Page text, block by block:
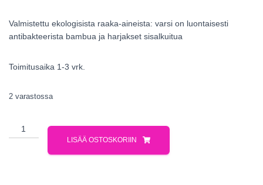
Valmistettu ekologisista raaka-aineista: varsi on luontaisesti
antibakteerista bambua ja harjakset sisalkuitua
Toimitusaika 1-3 vrk.
2 varastossa
LISÄÄ OSTOSKORIIN